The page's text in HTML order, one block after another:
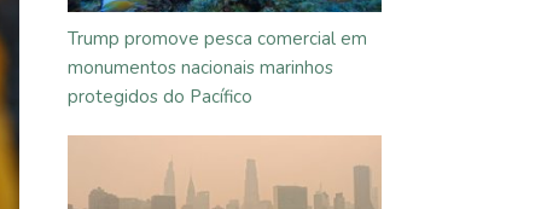
Trump promove pesca comercial em
monumentos nacionais marinhos
protegidos do Pacífico